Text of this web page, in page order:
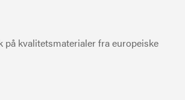
på kvalitetsmaterialer fra europeiske